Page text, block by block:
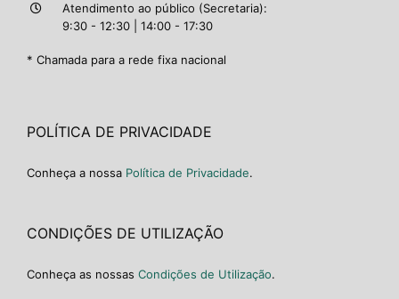
Atendimento ao público (Secretaria):
9:30 - 12:30 | 14:00 - 17:30
* Chamada para a rede fixa nacional
POLÍTICA DE PRIVACIDADE
Conheça a nossa Política de Privacidade.
CONDIÇÕES DE UTILIZAÇÃO
Conheça as nossas Condições de Utilização.